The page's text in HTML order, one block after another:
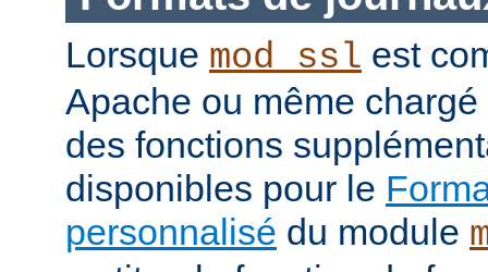
Lorsque mod_ssl est
Apache ou même
des fonctions
disponibles pour le
personnalisé du module